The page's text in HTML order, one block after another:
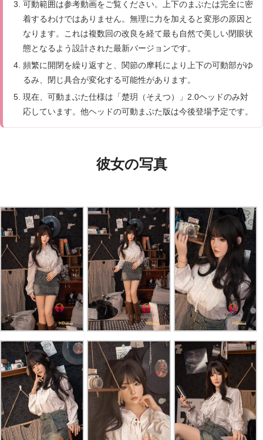
可動範囲は参考動画をご覧ください。上下のまぶたは完全に密
着するわけではありません。無理に力を加えると変形の原因と
なります。これは複数回の改良を経て最も自然で美しい閉眼状
態となるよう設計された最新バージョンです。
頻繁に開閉を繰り返すと、関節の摩耗により上下の可動部がゆ
るみ、閉じ具合が変化する可能性があります。
現在、可動まぶた仕様は「楚玥（そえつ）」2.0ヘッドのみ対
応しています。他ヘッドの可動まぶた版は今後登場予定です。
彼女の写真